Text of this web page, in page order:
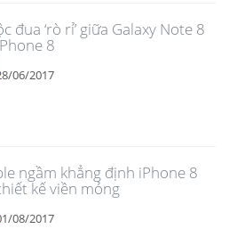
đua ‘rò rỉ’ giữa Galaxy Note 8
8
06/2017
ngầm khẳng định iPhone 8
kế viền mỏng
08/2017